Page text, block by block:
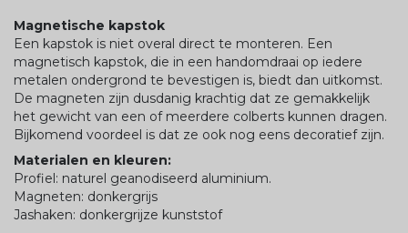
Magnetische kapstok
Een kapstok is niet overal direct te monteren. Een
magnetisch kapstok, die in een handomdraai op iedere
metalen ondergrond te bevestigen is, biedt dan uitkomst.
De magneten zijn dusdanig krachtig dat ze gemakkelijk
het gewicht van een of meerdere colberts kunnen dragen.
Bijkomend voordeel is dat ze ook nog eens decoratief zijn.
Materialen en kleuren:
Profiel: naturel geanodiseerd aluminium.
Magneten: donkergrijs
Jashaken: donkergrijze kunststof